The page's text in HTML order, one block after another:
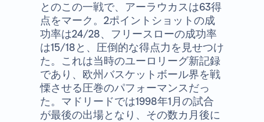
とのこの一戦で、アーラウカスは63得
点をマーク。2ポイントショットの成
功率は24/28、フリースローの成功率
は15/18と、圧倒的な得点力を見せつけ
た。これは当時のユーロリーグ新記録
であり、欧州バスケットボール界を戦
慄させる圧巻のパフォーマンスだっ
た。マドリードでは1998年1月の試合
が最後の出場となり、その数カ月後に